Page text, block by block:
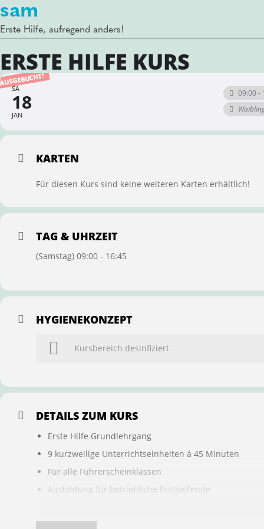
sam
Erste Hilfe, aufregend anders!
ERSTE HILFE KURS
SA
18
JAN
09:00 -
KARTEN
Für diesen Kurs sind keine weiteren Karten erhältlich!
TAG & UHRZEIT
(Samstag) 09:00 - 16:45
HYGIENEKONZEPT
Kursbereich desinfiziert
DETAILS ZUM KURS
Erste Hilfe Grundlehrgang
9 kurzweilige Unterrichtseinheiten á 45 Minuten
Für alle Führerscheinklassen
Ausbildung für betriebliche Ersthelfende